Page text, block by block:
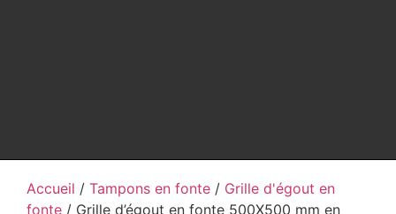
Accueil / Tampons en fonte / Grille d'égout en
fonte / Grille d’égout en fonte 500X500 mm en